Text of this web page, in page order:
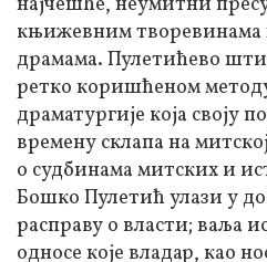
књижевним творевинама
драмама. Пулетићево
ретко коришћеном
драматургије која своју
времену склапа на
о судбинама митских и
Бошко Пулетић улази у
расправу о власти; ваља
односе које владар, као